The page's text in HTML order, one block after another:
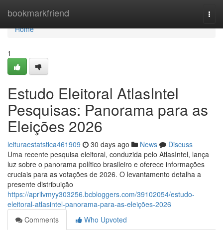
bookmarkfriend
Home
Home
1
Estudo Eleitoral AtlasIntel
Pesquisas: Panorama para as
Eleições 2026
leituraestatstica461909 30 days ago News
Discuss
Uma recente pesquisa eleitoral, conduzida pelo AtlasIntel, lança
luz sobre o panorama político brasileiro e oferece informações
cruciais para as votações de 2026. O levantamento detalha a
presente distribuição
https://aprilvmyy303256.bcbloggers.com/39102054/estudo-
eleitoral-atlasintel-panorama-para-as-eleições-2026
Comments
Who Upvoted